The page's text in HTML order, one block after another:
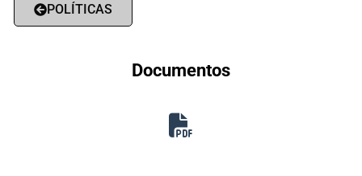
POLÍTICAS
Documentos